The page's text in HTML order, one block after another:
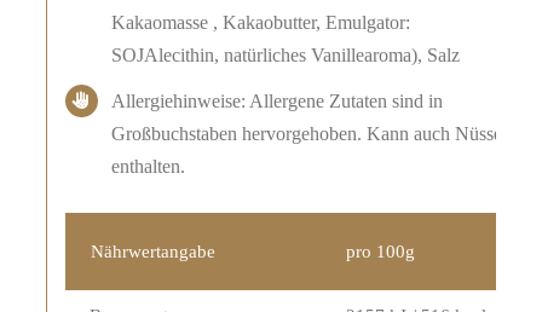
Kakaomasse , Kakaobutter, Emulgator:
SOJAlecithin, natürliches Vanillearoma), Salz
Allergiehinweise: Allergene Zutaten sind in
Großbuchstaben hervorgehoben. Kann auch Nüsse
enthalten.
Nährwertangabe pro 100g